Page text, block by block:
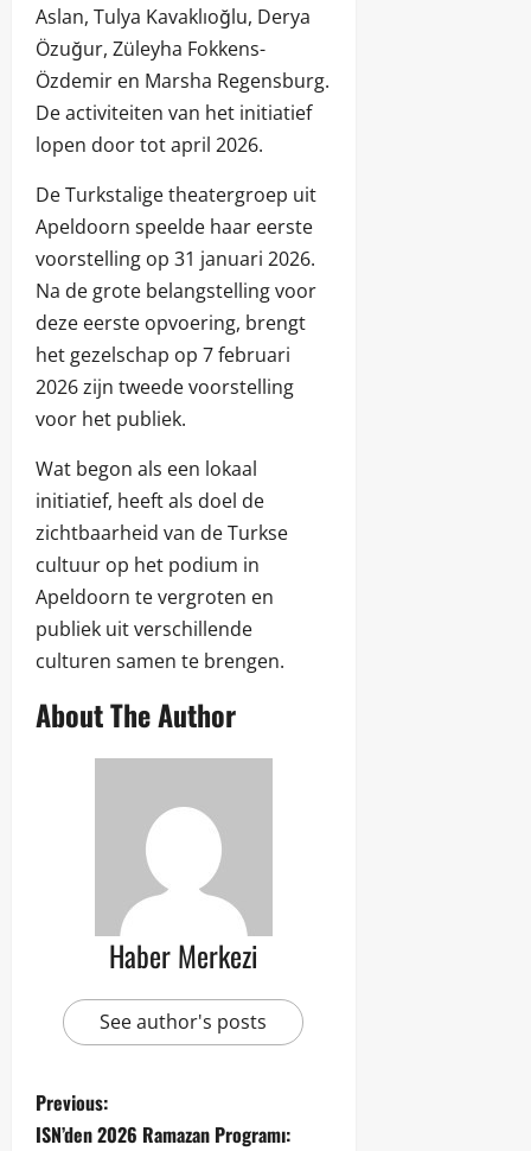
Aslan, Tulya Kavaklıoğlu, Derya
Özuğur, Züleyha Fokkens-
Özdemir en Marsha Regensburg.
De activiteiten van het initiatief
lopen door tot april 2026.
De Turkstalige theatergroep uit
Apeldoorn speelde haar eerste
voorstelling op 31 januari 2026.
Na de grote belangstelling voor
deze eerste opvoering, brengt
het gezelschap op 7 februari
2026 zijn tweede voorstelling
voor het publiek.
Wat begon als een lokaal
initiatief, heeft als doel de
zichtbaarheid van de Turkse
cultuur op het podium in
Apeldoorn te vergroten en
publiek uit verschillende
culturen samen te brengen.
About The Author
Haber Merkezi
See author's posts
Previous:
ISN’den 2026 Ramazan Programı: